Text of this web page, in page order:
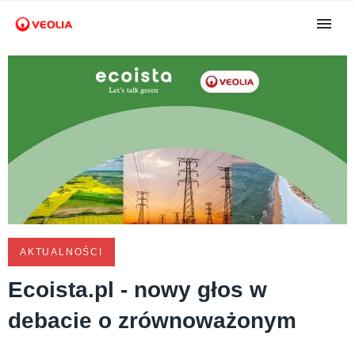
AKTUALNOŚCI
Ecoista.pl - nowy głos w
debacie o zrównoważonym